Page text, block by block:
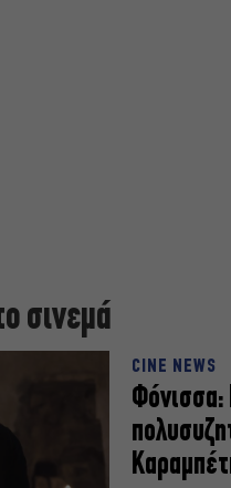
σινεμά
CINE NEWS